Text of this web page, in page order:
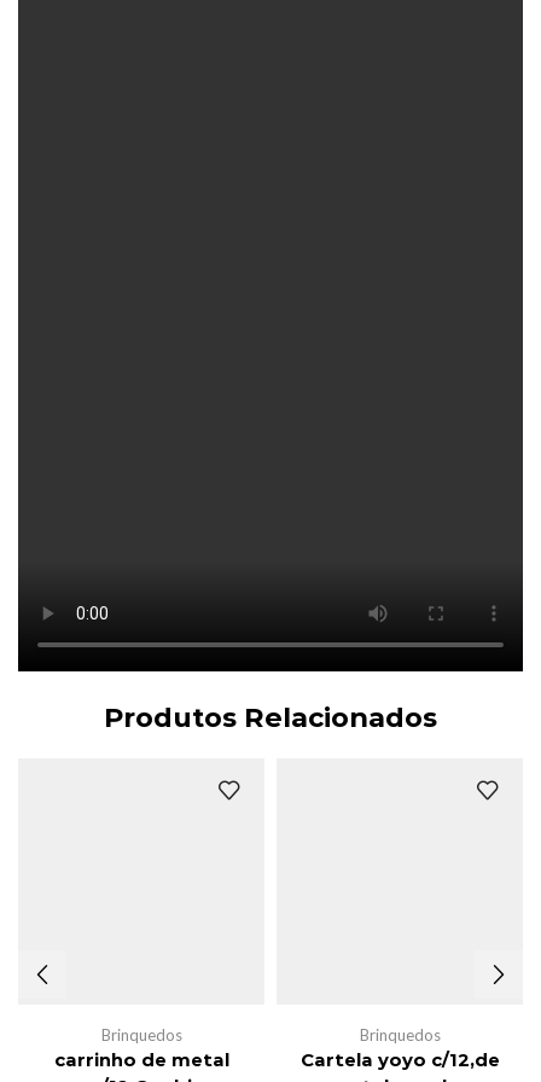
Produtos Relacionados
Brinquedos
carrinho de metal
Brinquedos
Cartela yoyo c/12,de